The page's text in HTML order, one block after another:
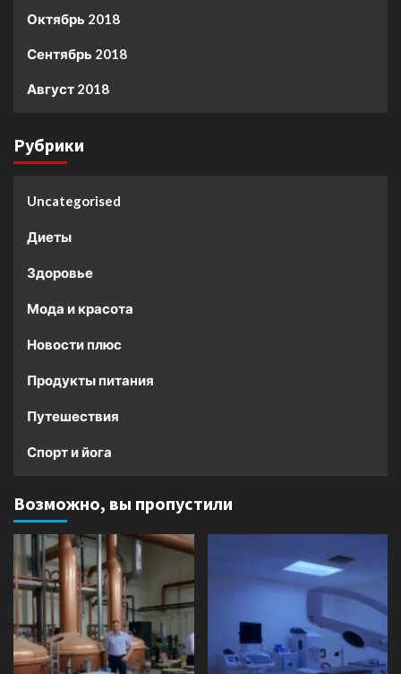
Октябрь 2018
Сентябрь 2018
Август 2018
Рубрики
Uncategorised
Диеты
Здоровье
Мода и красота
Новости плюс
Продукты питания
Путешествия
Спорт и йога
Возможно, вы пропустили